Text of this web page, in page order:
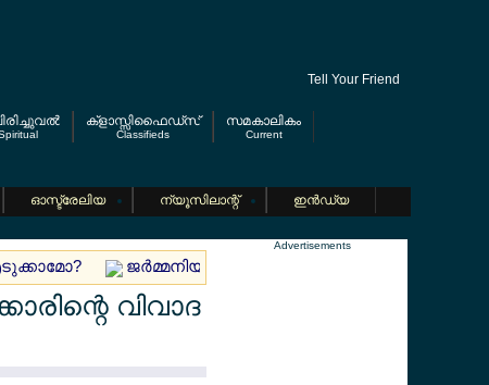
Tell Your Friend
ക്ളാസ്സിഫൈഡ്സ്
Classifieds
സമകാലികം
Current
ഓസ്ട്രേലിയ ന്യൂസിലാന്റ്
ഇന്‍ഡ്യ
ജര്‍മ്മനിയില്‍ മലയാളി യുവാവിനെ മരിച്ച
വിവാദ
Advertisements